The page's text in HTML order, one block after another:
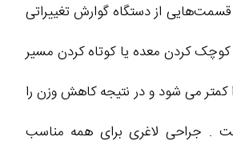
از دستگاه گوارش تغییراتی
کوچک کردن معده یا کوتاه کردن مسیر
کمتر می شود و در نتیجه کاهش وزن را
. جراحی لاغری برای همه مناسب